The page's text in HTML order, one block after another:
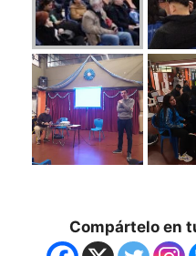
Compártelo en